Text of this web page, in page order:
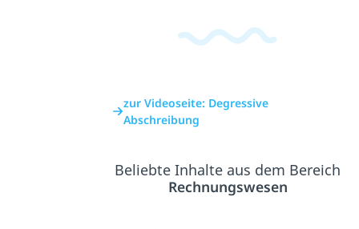
zur Videoseite: Degressive
Abschreibung
Beliebte Inhalte aus dem Bereich
Rechnungswesen